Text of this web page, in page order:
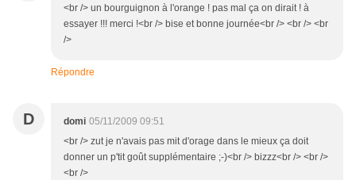
<br /> un bourguignon à l'orange ! pas mal ça on dirait ! à
essayer !!! merci !<br /> bise et bonne journée<br /> <br /> <br
/>
Répondre
D domi 05/11/2009 09:51
<br /> zut je n'avais pas mit d'orage dans le mieux ça doit
donner un p'tit goût supplémentaire ;-)<br /> bizzz<br /> <br />
<br />